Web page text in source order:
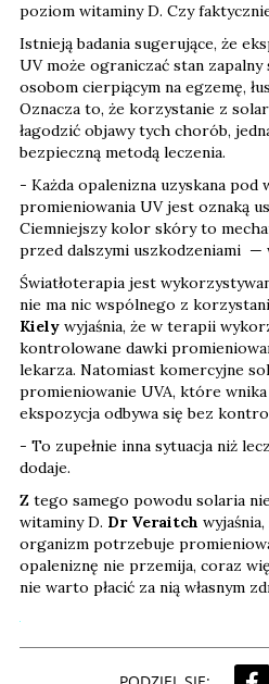
poziom witaminy D. Czy
Istnieją badania sugerujące, że
UV może ograniczać stan
osobom cierpiącym na egzemę,
Oznacza to, że korzystanie z
łagodzić objawy tych chorób,
bezpieczną metodą leczenia.
- Każda opalenizna uzyskana pod
promieniowania UV jest oznaką
Ciemniejszy kolor skóry to
przed dalszymi uszkodzeniami —
Światłoterapia jest
nie ma nic wspólnego z
Kiely wyjaśnia, że w terapii
kontrolowane dawki
lekarza. Natomiast komercyjne
promieniowanie UVA, które wnika
ekspozycja odbywa się bez
- To zupełnie inna sytuacja niż
dodaje.
Z tego samego powodu solaria
witaminy D. Dr Veraitch
organizm potrzebuje
opaleniznę nie przemija, coraz
nie warto płacić za nią własnym